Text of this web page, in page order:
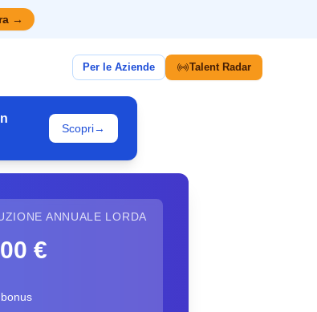
→
Per le Aziende Talent Radar
Scopri→
ANNUALE LORDA
€